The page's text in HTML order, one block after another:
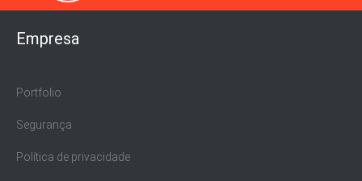
Empresa
Portfolio
Segurança
Política de privacidade